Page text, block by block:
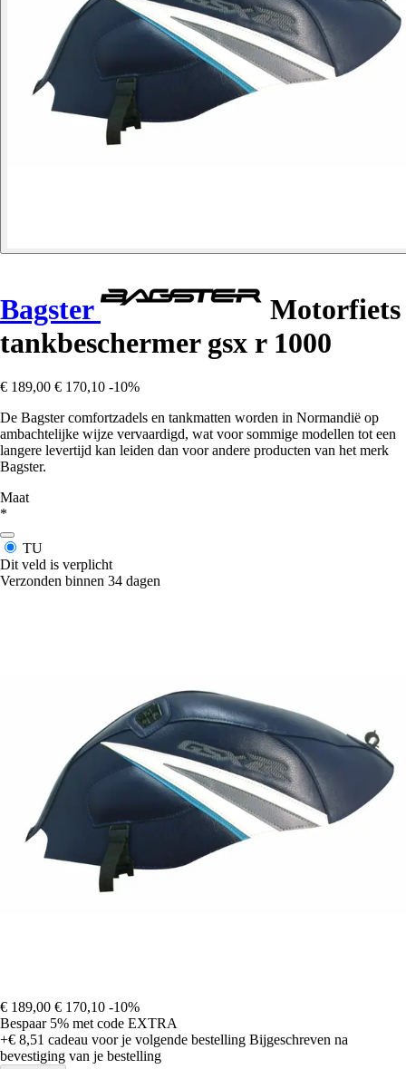
Bagster
Motorfiets
tankbeschermer gsx r 1000
€ 189,00 € 170,10 -10%
De Bagster comfortzadels en tankmatten worden in Normandië op
ambachtelijke wijze vervaardigd, wat voor sommige modellen tot een
langere levertijd kan leiden dan voor andere producten van het merk
Bagster.
Maat
*
TU
Dit veld is verplicht
Verzonden binnen 34 dagen
€ 189,00 € 170,10 -10%
Bespaar 5% met code EXTRA
+€ 8,51 cadeau voor je volgende bestelling Bijgeschreven na
bevestiging van je bestelling